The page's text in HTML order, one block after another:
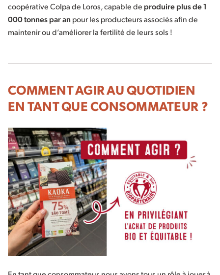
coopérative Colpa de Loros, capable de produire plus de 1
000 tonnes par anpour les producteurs associés afin de
maintenir ou d’améliorer la fertilité de leurs sols !
COMMENT AGIR AU QUOTIDIEN
EN TANT QUE CONSOMMATEUR ?